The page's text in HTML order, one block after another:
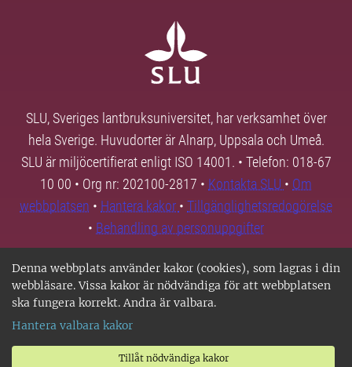
Denna webbplats använder kakor (cookies), som lagras i din
webbläsare. Vissa kakor är nödvändiga för att webbplatsen
ska fungera korrekt. Andra är valbara.
Hantera valbara kakor
Tillåt nödvändiga kakor
SLU, Sveriges lantbruksuniversitet, har verksamhet över
hela Sverige. Huvudorter är Alnarp, Uppsala och Umeå.
SLU är miljöcertifierat enligt ISO 14001. • Telefon: 018-67
10 00 • Org nr: 202100-2817 • Kontakta SLU • Om
webbplatsen • Hantera kakor • Tillgänglighetsredogörelse
• Behandling av personuppgifter